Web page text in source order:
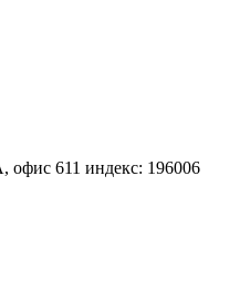
офис 611 индекс: 196006